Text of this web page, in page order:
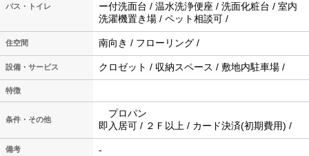
バス・トイレ
ー付洗面台 / 温水洗浄便座 / 洗面化粧台 / 室内
洗濯機置き場 / ペット相談可 /
住空間 南向き / フローリング /
設備・サービス クロゼット / 収納スペース / 敷地内駐車場 /
特徴
条件・その他
プロパン
即入居可 / ２Ｆ以上 / カード決済(初期費用) /
備考 -